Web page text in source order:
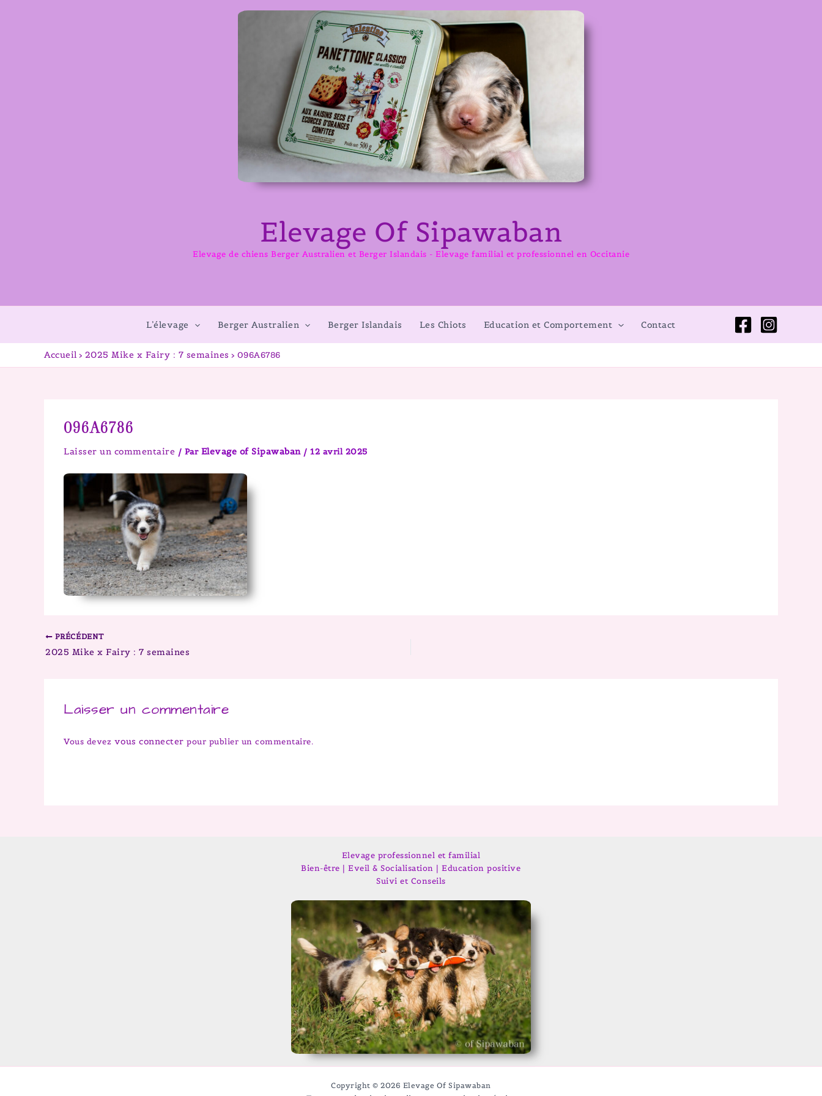
Elevage Of Sipawaban
Elevage de chiens Berger Australien et Berger Islandais - Elevage familial et professionnel en Occitanie
L’élevage Berger Australien Berger Islandais Les Chiots Education et Comportement Contact
Accueil 2025 Mike x Fairy : 7 semaines 096A6786
096A6786
Laisser un commentaire / Par Elevage of Sipawaban / 12 avril 2025
PRÉCÉDENT
2025 Mike x Fairy : 7 semaines
Laisser un commentaire
Vous devez vous connecter pour publier un commentaire.
Elevage professionnel et familial
Bien-être | Eveil & Socialisation | Education positive
Suivi et Conseils
Copyright © 2026 Elevage Of Sipawaban